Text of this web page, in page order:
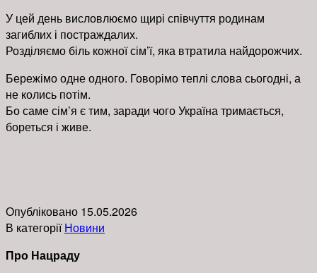
У цей день висловлюємо щирі співчуття родинам
загиблих і постраждалих.
Розділяємо біль кожної сім’ї, яка втратила найдорожчих.
Бережімо одне одного. Говорімо теплі слова сьогодні, а
не колись потім.
Бо саме сім’я є тим, заради чого Україна тримається,
бореться і живе.
Опубліковано 15.05.2026
В категоріїНовини
Про Нацраду